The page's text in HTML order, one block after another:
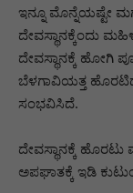
ಇನ್ನೂ ಮೊನ್ನೆಯಷ್ಟೇ
ದೇವಸ್ಥಾನಕ್ಕೆಂದು
ದೇವಸ್ಥಾನಕ್ಕೆ ಹೋಗಿ
ಬೆಳಗಾವಿಯತ್ತ
ಸಂಭವಿಸಿದೆ.
ದೇವಸ್ಥಾನಕ್ಕೆ
ಅಪಘಾತಕ್ಕೆ ಇಡಿ